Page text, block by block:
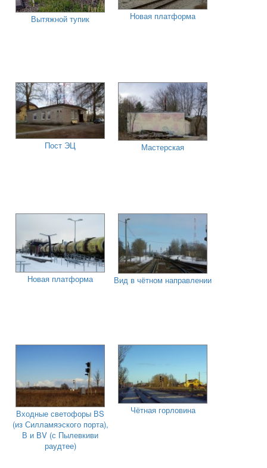
Вытяжной тупик Новая платформа
Пост ЭЦ Мастерская
Новая платформа Вид в чётном направлении
Входные светофоры ВS
(из Силламяэского порта),
В и ВV (с Пылевкиви
раудтее)
Чётная горловина